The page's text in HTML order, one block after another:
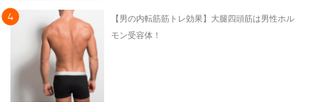
【男の内転筋筋トレ効果】大腿四頭筋は男性ホル
モン受容体！